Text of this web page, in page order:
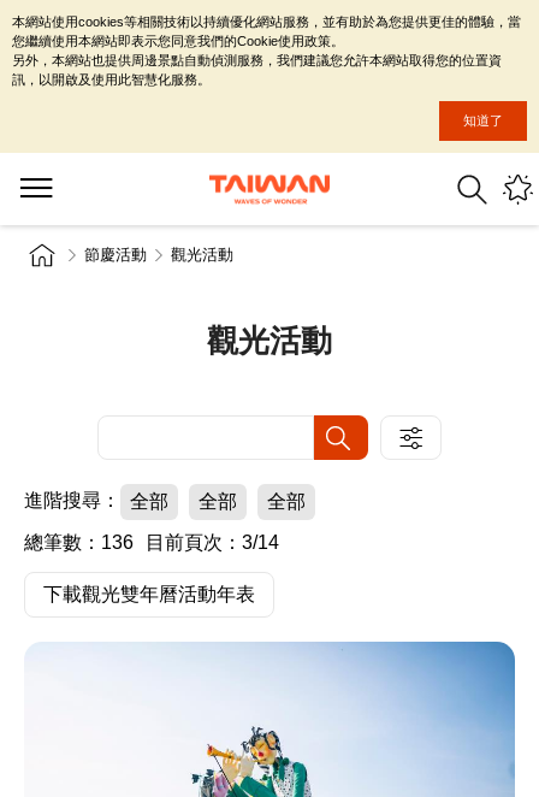
節慶活動 觀光活動
觀光活動
進階搜尋： 全部 全部
全部
總筆數：136
目前頁次：3/14
下載觀光雙年曆活動年表
本網站使用cookies等相關技術以持續優化網站服務，並有助於為您提供更佳的體驗，當
您繼續使用本網站即表示您同意我們的Cookie使用政策。
另外，本網站也提供周邊景點自動偵測服務，我們建議您允許本網站取得您的位置資
訊，以開啟及使用此智慧化服務。
知道了